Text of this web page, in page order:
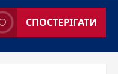
СПОСТЕРІГАТИ